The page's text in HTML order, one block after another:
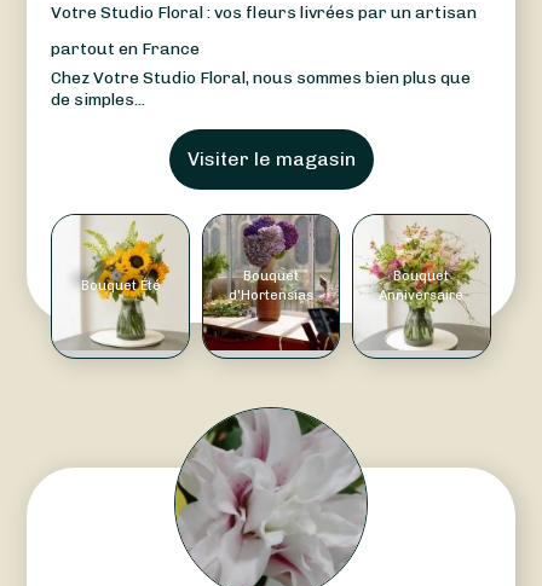
Votre Studio Floral : vos fleurs livrées par un artisan
partout en France
Chez Votre Studio Floral, nous sommes bien plus que
de simples...
Visiter le magasin
Bouquet Été
Bouquet
d'Hortensias
Bouquet
Anniversaire